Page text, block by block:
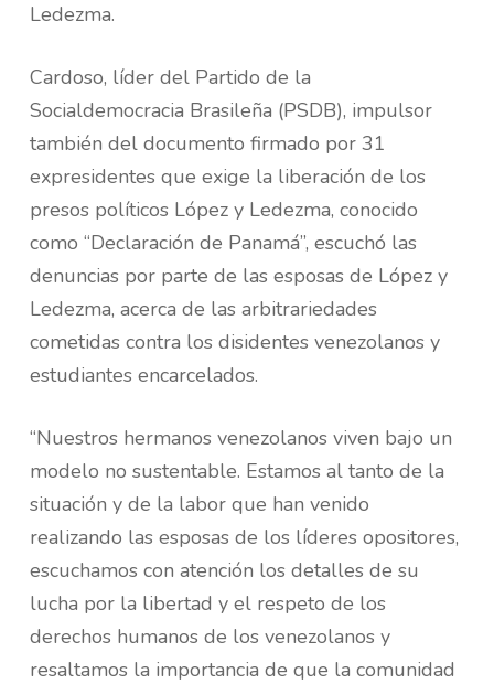
Ledezma.
Cardoso, líder del Partido de la
Socialdemocracia Brasileña (PSDB), impulsor
también del documento firmado por 31
expresidentes que exige la liberación de los
presos políticos López y Ledezma, conocido
como “Declaración de Panamá”, escuchó las
denuncias por parte de las esposas de López y
Ledezma, acerca de las arbitrariedades
cometidas contra los disidentes venezolanos y
estudiantes encarcelados.
“Nuestros hermanos venezolanos viven bajo un
modelo no sustentable. Estamos al tanto de la
situación y de la labor que han venido
realizando las esposas de los líderes opositores,
escuchamos con atención los detalles de su
lucha por la libertad y el respeto de los
derechos humanos de los venezolanos y
resaltamos la importancia de que la comunidad